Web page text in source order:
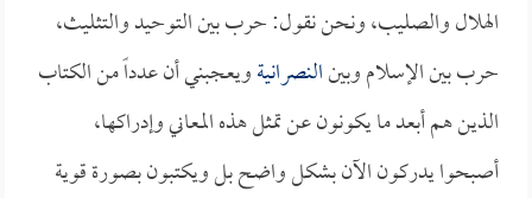
الهلال والصليب، ونحن نقول: حرب بين التوحيد والتثليث،
حرب بين الإسلام وبينالنصرانيةويعجبني أن عدداً من الكتاب
الذين هم أبعد ما يكونون عن تمثل هذه المعاني وإدراكها،
أصبحوا يدركون الآن بشكل واضح بل ويكتبون بصورة قوية